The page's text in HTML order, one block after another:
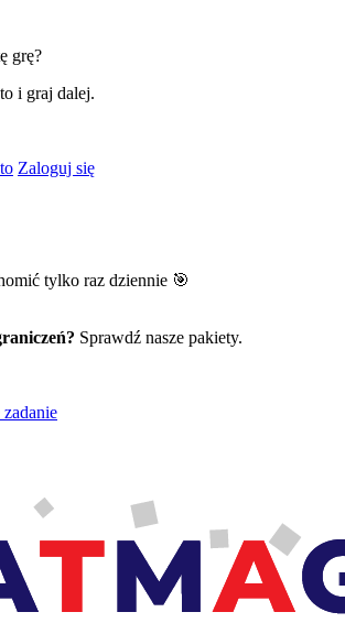
grę?
i graj dalej.
Zaloguj się
tylko raz dziennie 🎯
Sprawdź nasze pakiety.